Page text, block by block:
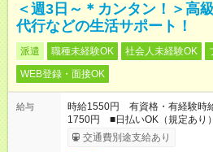
＜週3日～＊カンタン！＞高
代行などの生活サポート！
派遣 職種未経験OK 社会人未経験OK
WEB登録・面接OK
給与
時給1550円 有資格・有経験時
1750円 ■日払いOK（規定あり
交通費別途支給あり